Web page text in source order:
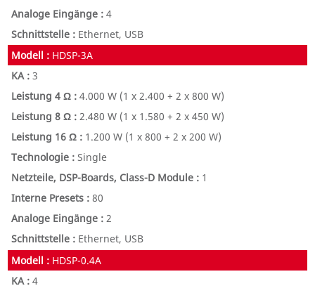
4
Ethernet, USB
HDSP-3A
3
4.000 W (1 x 2.400 + 2 x 800 W)
2.480 W (1 x 1.580 + 2 x 450 W)
1.200 W (1 x 800 + 2 x 200 W)
Single
1
80
2
Ethernet, USB
HDSP-0.4A
4